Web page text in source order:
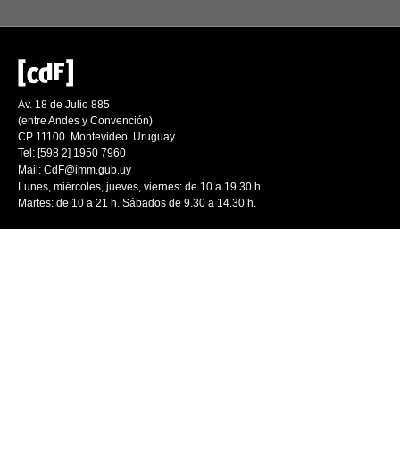
Av. 18 de Julio 885
(entre Andes y Convención)
CP 11100. Montevideo. Uruguay
Tel: [598 2] 1950 7960
Mail: CdF@imm.gub.uy
Lunes, miércoles, jueves, viernes: de 10 a 19.30 h.
Martes: de 10 a 21 h. Sábados de 9.30 a 14.30 h.